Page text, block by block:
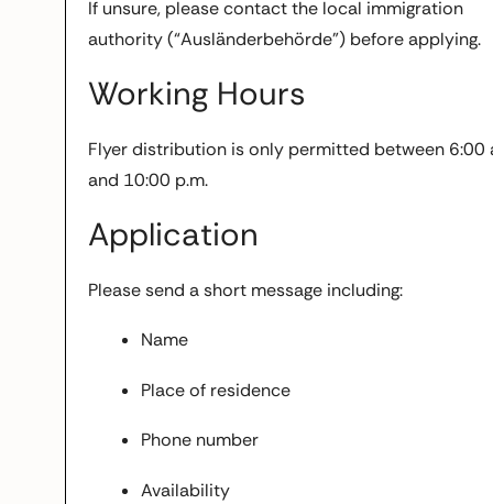
If unsure, please contact the local immigration
authority (“Ausländerbehörde”) before applying.
Working Hours
Flyer distribution is only permitted between 6:00
and 10:00 p.m.
Application
Please send a short message including:
Name
Place of residence
Phone number
Availability